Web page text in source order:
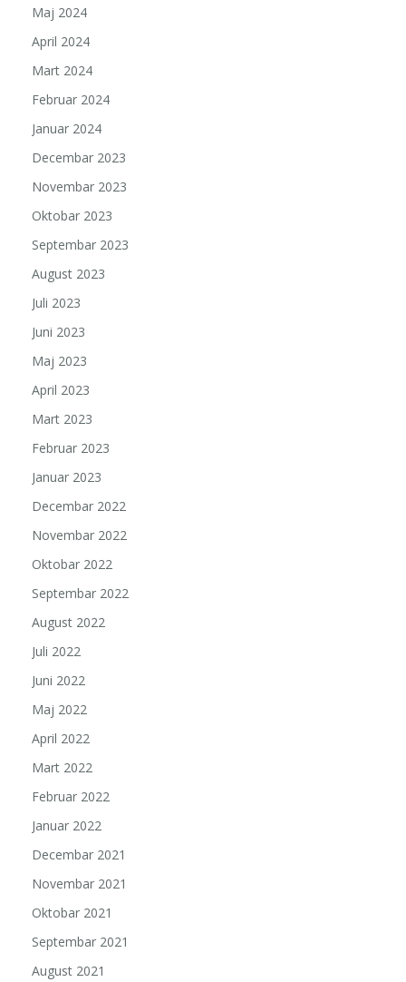
Maj 2024
April 2024
Mart 2024
Februar 2024
Januar 2024
Decembar 2023
Novembar 2023
Oktobar 2023
Septembar 2023
August 2023
Juli 2023
Juni 2023
Maj 2023
April 2023
Mart 2023
Februar 2023
Januar 2023
Decembar 2022
Novembar 2022
Oktobar 2022
Septembar 2022
August 2022
Juli 2022
Juni 2022
Maj 2022
April 2022
Mart 2022
Februar 2022
Januar 2022
Decembar 2021
Novembar 2021
Oktobar 2021
Septembar 2021
August 2021